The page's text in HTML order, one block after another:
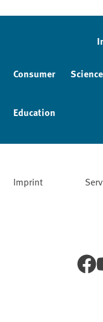
Sidebar
Consumer Science
Education
Imprint